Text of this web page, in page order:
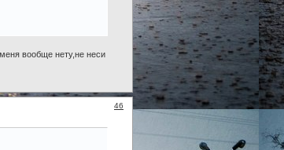
вообще нету,не неси
46